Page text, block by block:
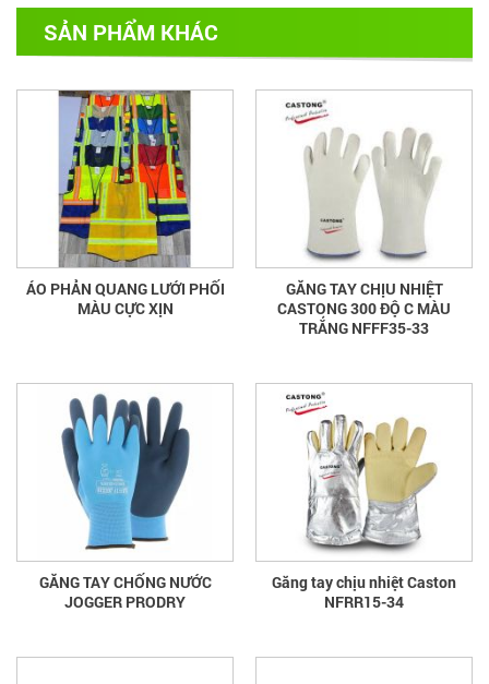
SẢN PHẨM KHÁC
ÁO PHẢN QUANG LƯỚI PHỐI
MÀU CỰC XỊN
GĂNG TAY CHỊU NHIỆT
CASTONG 300 ĐỘ C MÀU
TRẮNG NFFF35-33
GĂNG TAY CHỐNG NƯỚC
JOGGER PRODRY
Găng tay chịu nhiệt Caston
NFRR15-34